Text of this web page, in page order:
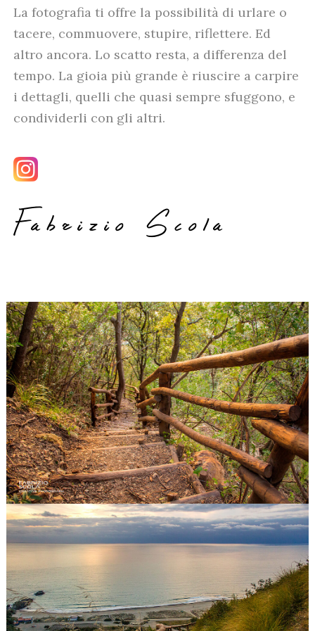
La fotografia ti offre la possibilità di urlare o
tacere, commuovere, stupire, riflettere. Ed
altro ancora. Lo scatto resta, a differenza del
tempo. La gioia più grande è riuscire a carpire
i dettagli, quelli che quasi sempre sfuggono, e
condividerli con gli altri.
Fabrizio Scola